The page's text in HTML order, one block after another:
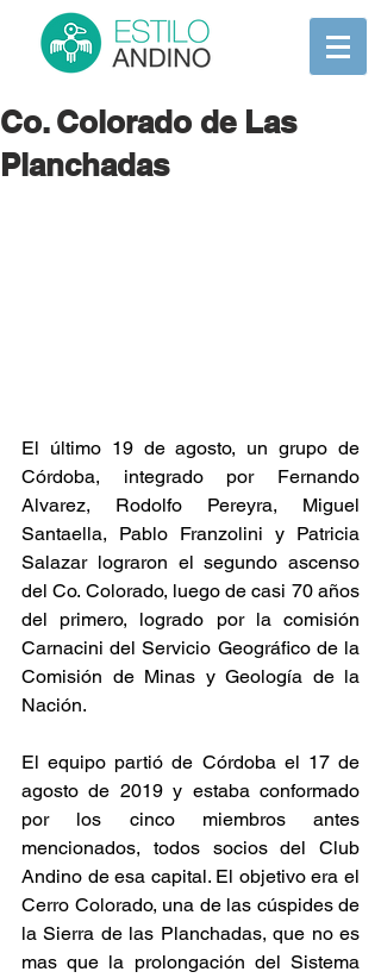
Co. Colorado de Las
Planchadas
El último 19 de agosto, un grupo de
Córdoba, integrado por Fernando
Alvarez, Rodolfo Pereyra, Miguel
Santaella, Pablo Franzolini y Patricia
Salazar lograron el segundo ascenso
del Co. Colorado, luego de casi 70 años
del primero, logrado por la comisión
Carnacini del Servicio Geográfico de la
Comisión de Minas y Geología de la
Nación.
El equipo partió de Córdoba el 17 de
agosto de 2019 y estaba conformado
por los cinco miembros antes
mencionados, todos socios del Club
Andino de esa capital. El objetivo era el
Cerro Colorado, una de las cúspides de
la Sierra de las Planchadas, que no es
mas que la prolongación del Sistema